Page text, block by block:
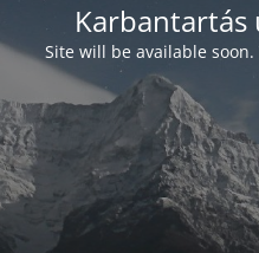
Karbantartás
Site will be available